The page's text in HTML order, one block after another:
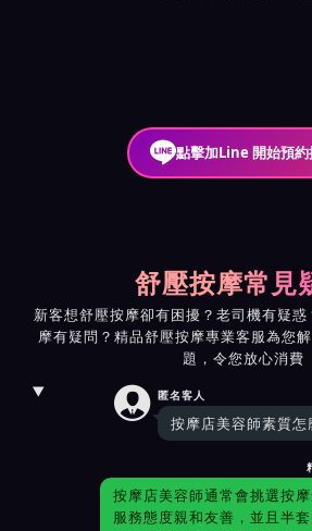
點擊加Line 開始預約
舒壓按摩常見
新客想舒壓按摩卻有困擾？老司機有疑
摩有疑問？精品舒壓按摩專業客服為您
題，令您放心消費
 匿名客人
按摩店美容師素質怎
按摩店美容師通常會挑選按摩
服務態度親和友善，並且半